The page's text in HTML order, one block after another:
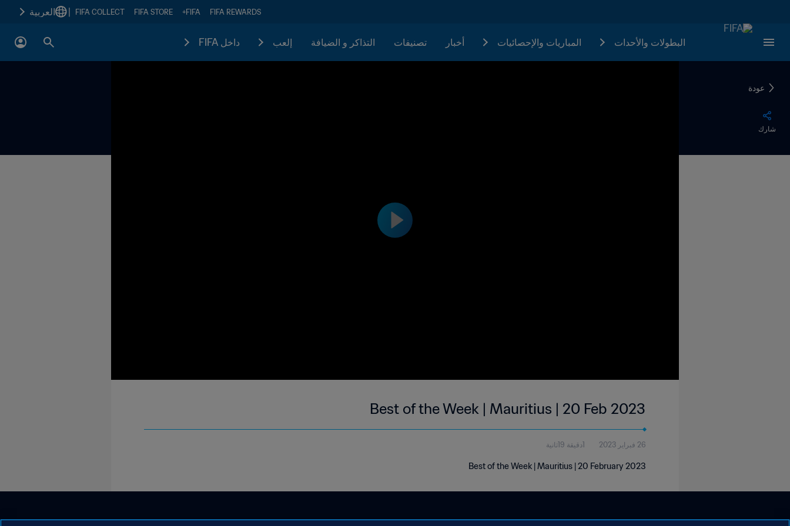
FIFA REWARDS
FIFA+
FIFA STORE
FIFA COLLECT العربية
البطولات والأحدات المباريات والإحصائيات أخبار تصنيفات التذاكر و الضيافة إلعب داخل FIFA
عودة
شارك
Best of the Week | Mauritius | 20 Feb 2023
26 فبراير 2023 1دقيقة 19ثانية
Best of the Week | Mauritius | 20 February 2023